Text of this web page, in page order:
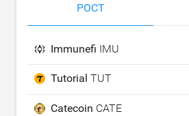
РОСТ
Immunefi IMU
Tutorial TUT
Catecoin CATE